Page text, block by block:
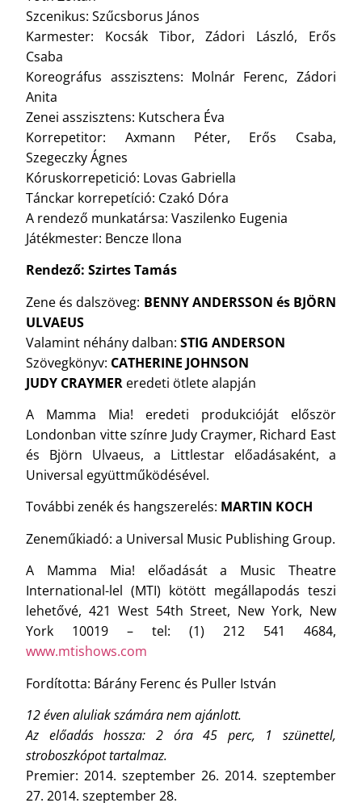
Szcenikus: Szűcsborus János
Karmester: Kocsák Tibor, Zádori László, Erős
Csaba
Koreográfus asszisztens: Molnár Ferenc, Zádori
Anita
Zenei asszisztens: Kutschera Éva
Korrepetitor: Axmann Péter, Erős Csaba,
Szegeczky Ágnes
Kóruskorrepetició: Lovas Gabriella
Tánckar korrepetíció: Czakó Dóra
A rendező munkatársa: Vaszilenko Eugenia
Játékmester: Bencze Ilona
Rendező: Szirtes Tamás
Zene és dalszöveg: BENNY ANDERSSON és BJÖRN
ULVAEUS
Valamint néhány dalban:STIG ANDERSON
Szövegkönyv: CATHERINE JOHNSON
JUDY CRAYMER eredeti ötlete alapján
A Mamma Mia! eredeti produkcióját először
Londonban vitte színre Judy Craymer, Richard East
és Björn Ulvaeus, a Littlestar előadásaként, a
Universal együttműködésével.
További zenék és hangszerelés: MARTIN KOCH
Zeneműkiadó: a Universal Music Publishing Group.
A Mamma Mia! előadását a Music Theatre
International-lel (MTI) kötött megállapodás teszi
lehetővé, 421 West 54th Street, New York, New
York 10019 – tel: (1) 212 541 4684,
www.mtishows.com
Fordította: Bárány Ferenc és Puller István
12 éven aluliak számára nem ajánlott.
Az előadás hossza: 2 óra 45 perc, 1 szünettel,
stroboszkópot tartalmaz.
Premier: 2014. szeptember 26. 2014. szeptember
27. 2014. szeptember 28.